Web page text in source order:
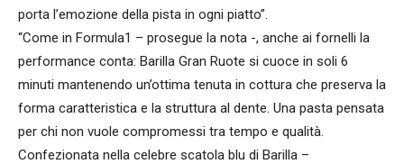
porta l’emozione della pista in ogni piatto”.
“Come in Formula1 – prosegue la nota -, anche ai fornelli la
performance conta: Barilla Gran Ruote si cuoce in soli 6
minuti mantenendo un’ottima tenuta in cottura che preserva la
forma caratteristica e la struttura al dente. Una pasta pensata
per chi non vuole compromessi tra tempo e qualità.
Confezionata nella celebre scatola blu di Barilla –